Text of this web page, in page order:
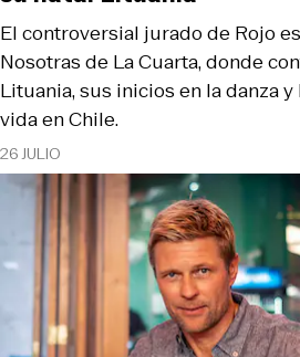
26 JULIO
El controversial jurado de Rojo
Nosotras de La Cuarta, donde
Lituania, sus inicios en la danza
vida en Chile.